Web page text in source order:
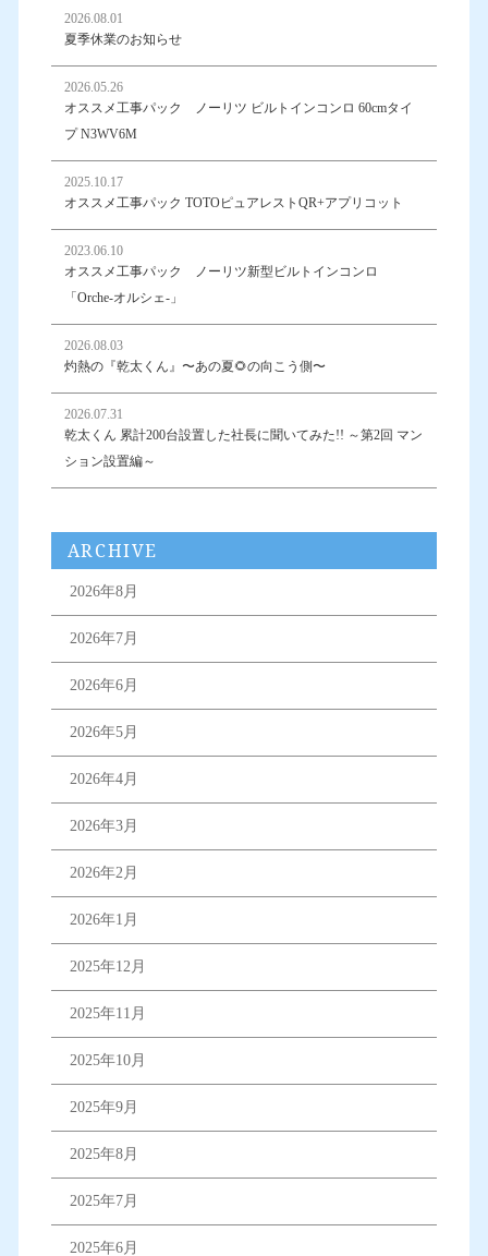
2026.08.01
夏季休業のお知らせ
2026.05.26
オススメ工事パック ノーリツ ビルトインコンロ 60cmタイ
プ N3WV6M
2025.10.17
オススメ工事パック TOTOピュアレストQR+アプリコット
2023.06.10
オススメ工事パック ノーリツ新型ビルトインコンロ
「Orche-オルシェ-」
2026.08.03
灼熱の『乾太くん』〜あの夏🌻の向こう側〜
2026.07.31
乾太くん 累計200台設置した社長に聞いてみた!! ～第2回 マン
ション設置編～
ARCHIVE
2026年8月
2026年7月
2026年6月
2026年5月
2026年4月
2026年3月
2026年2月
2026年1月
2025年12月
2025年11月
2025年10月
2025年9月
2025年8月
2025年7月
2025年6月